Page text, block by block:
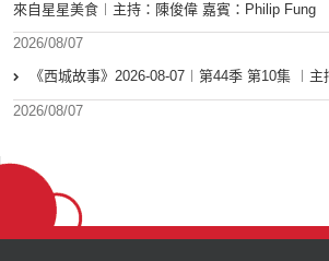
來自星星美食︱主持：陳俊偉 嘉賓：Philip Fung
2026/08/07
《西城故事》2026-08-07︱第44季 第10集 ︱
2026/08/07